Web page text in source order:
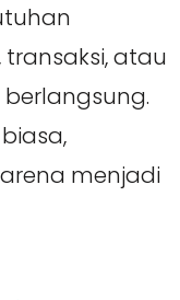
atau
menjadi